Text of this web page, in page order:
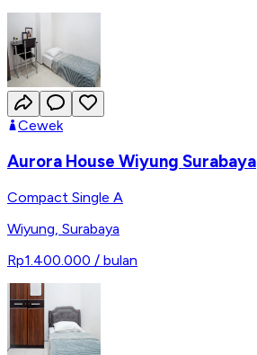
Cewek
Aurora House Wiyung Surabaya
Compact Single A
Wiyung, Surabaya
Rp1.400.000 / bulan